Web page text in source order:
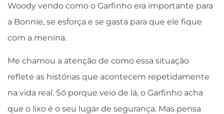
Woody vendo como o Garfinho era importante para
a Bonnie, se esforça e se gasta para que ele fique
com a menina.
Me chamou a atenção de como essa situação
reflete as histórias que acontecem repetidamente
na vida real. Só porque veio de lá, o Garfinho acha
que o lixo é o seu lugar de segurança. Mas pensa